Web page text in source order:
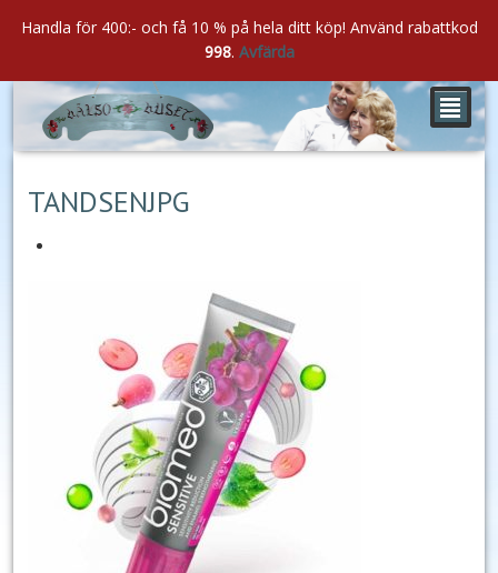
²
TANDSENJPG
Handla för 400:- och få 10 % på hela ditt köp! Använd rabattkod
998. Avfärda